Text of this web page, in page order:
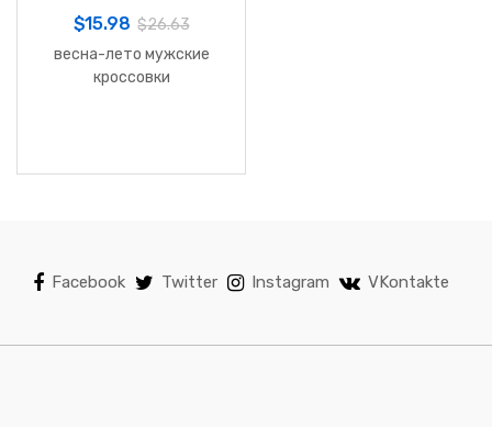
$15.98 $26.63
весна-лето мужские
кроссовки
Facebook Twitter Instagram VKontakte